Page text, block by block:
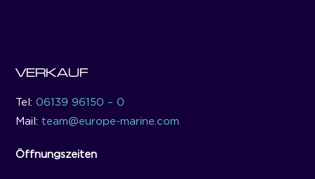
VERKAUF
Tel:06139 96150 – 0
Mail: team@europe-marine.com
Öffnungszeiten